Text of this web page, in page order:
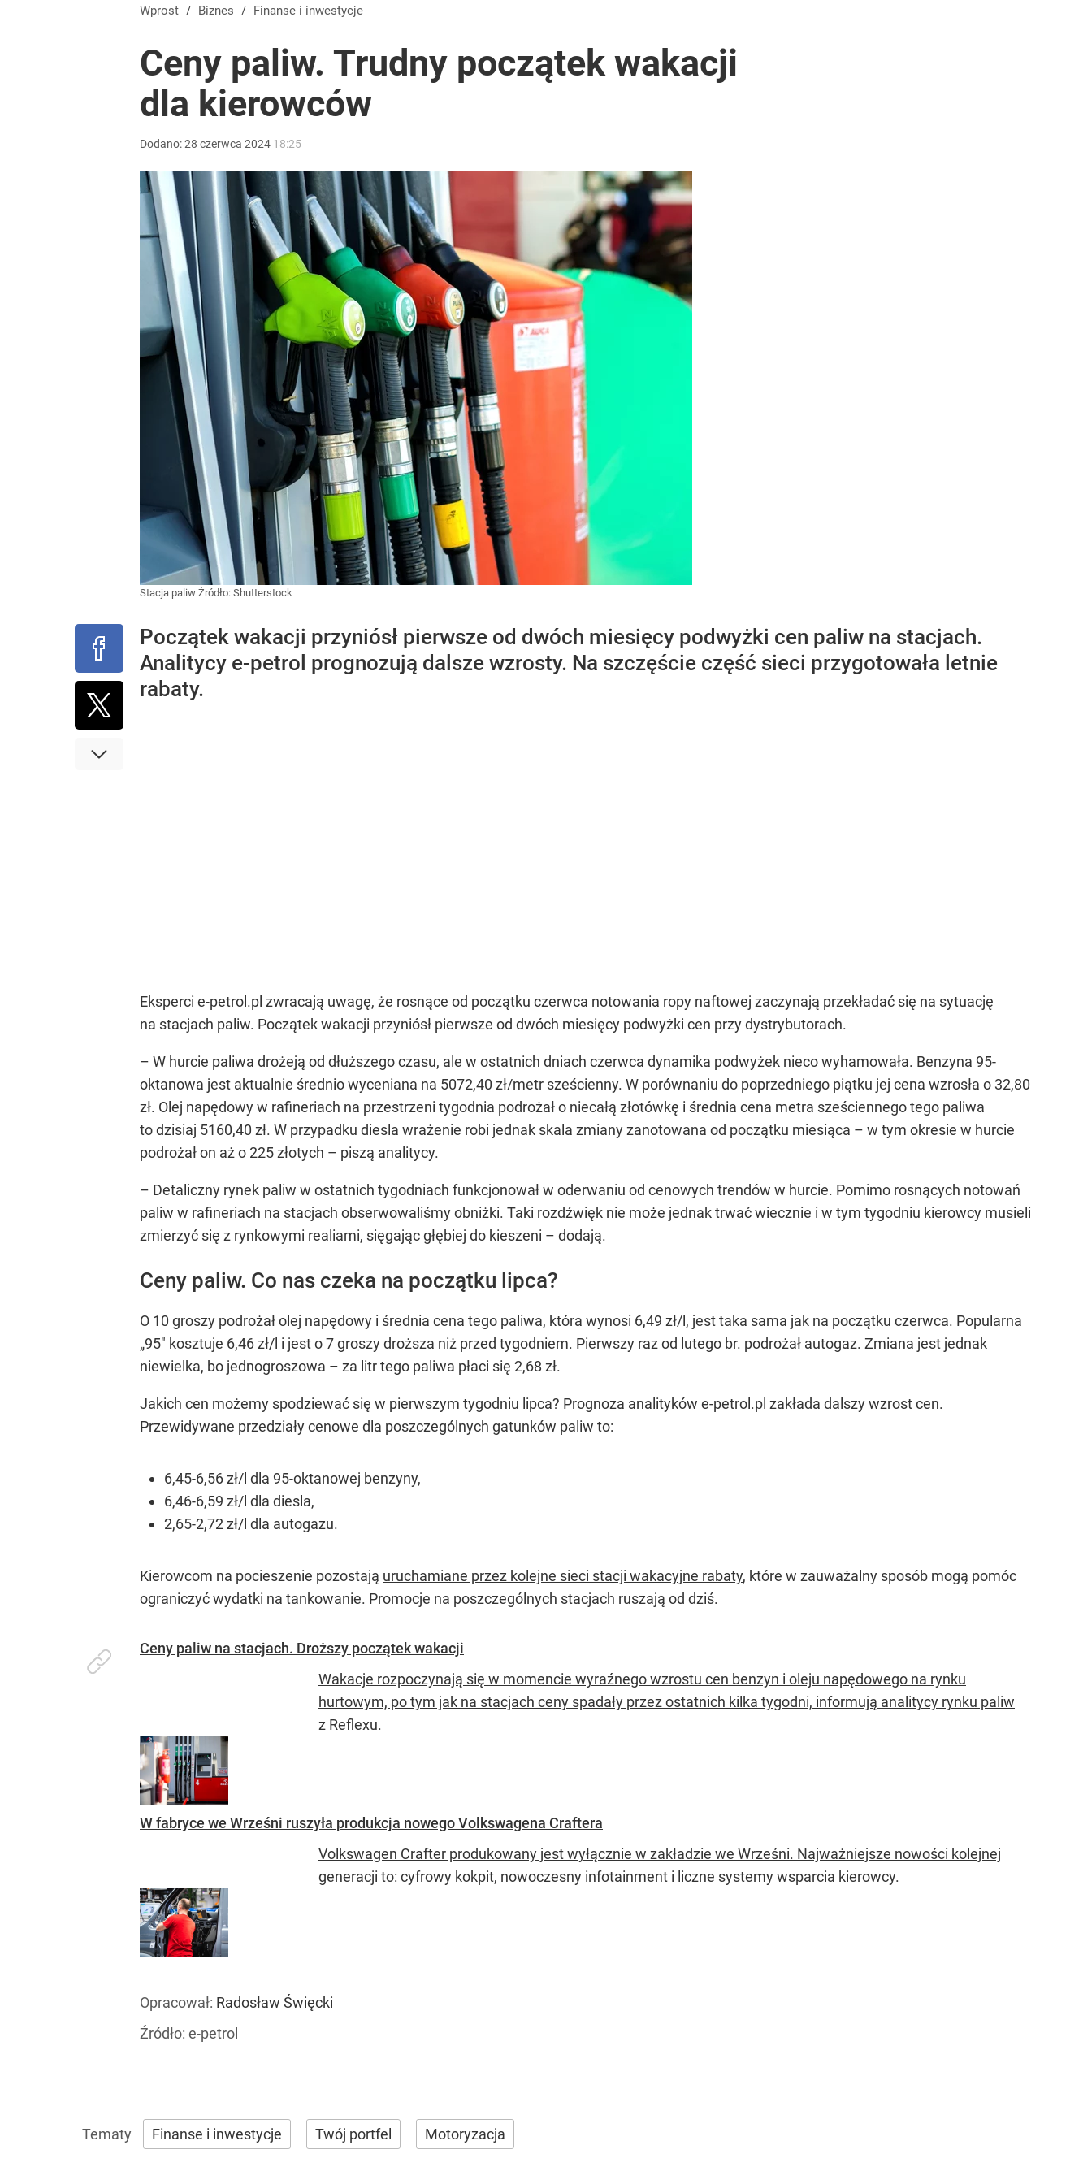
Dobra passa złotego trwa. Kursy walut 6 sierpnia 2026 r.
Wrze po roku Nawrockiego. „Największa hańba” kontra „Cała Europa nam go zazdrości”
Farmacja: wzrost pod presją. co czeka branżę do 2030 roku?
Wprost / Biznes / Finanse i inwestycje
Ceny paliw. Trudny początek wakacji
dla kierowców
Dodano:28 czerwca 2024 18:25
Stacja paliw Źródło: Shutterstock
Początek wakacji przyniósł pierwsze od dwóch miesięcy podwyżki cen paliw na stacjach.
Analitycy e-petrol prognozują dalsze wzrosty. Na szczęście część sieci przygotowała letnie
rabaty.
Eksperci e-petrol.pl zwracają uwagę, że rosnące od początku czerwca notowania ropy naftowej zaczynają przekładać się na sytuację
na stacjach paliw. Początek wakacji przyniósł pierwsze od dwóch miesięcy podwyżki cen przy dystrybutorach.
– W hurcie paliwa drożeją od dłuższego czasu, ale w ostatnich dniach czerwca dynamika podwyżek nieco wyhamowała. Benzyna 95-
oktanowa jest aktualnie średnio wyceniana na 5072,40 zł/metr sześcienny. W porównaniu do poprzedniego piątku jej cena wzrosła o 32,80
zł. Olej napędowy w rafineriach na przestrzeni tygodnia podrożał o niecałą złotówkę i średnia cena metra sześciennego tego paliwa
to dzisiaj 5160,40 zł. W przypadku diesla wrażenie robi jednak skala zmiany zanotowana od początku miesiąca – w tym okresie w hurcie
podrożał on aż o 225 złotych – piszą analitycy.
– Detaliczny rynek paliw w ostatnich tygodniach funkcjonował w oderwaniu od cenowych trendów w hurcie. Pomimo rosnących notowań
paliw w rafineriach na stacjach obserwowaliśmy obniżki. Taki rozdźwięk nie może jednak trwać wiecznie i w tym tygodniu kierowcy musieli
zmierzyć się z rynkowymi realiami, sięgając głębiej do kieszeni – dodają.
Ceny paliw. Co nas czeka na początku lipca?
O 10 groszy podrożał olej napędowy i średnia cena tego paliwa, która wynosi 6,49 zł/l, jest taka sama jak na początku czerwca. Popularna
„95" kosztuje 6,46 zł/l i jest o 7 groszy droższa niż przed tygodniem. Pierwszy raz od lutego br. podrożał autogaz. Zmiana jest jednak
niewielka, bo jednogroszowa – za litr tego paliwa płaci się 2,68 zł.
Jakich cen możemy spodziewać się w pierwszym tygodniu lipca? Prognoza analityków e-petrol.pl zakłada dalszy wzrost cen.
Przewidywane przedziały cenowe dla poszczególnych gatunków paliw to:
6,45-6,56 zł/l dla 95-oktanowej benzyny,
6,46-6,59 zł/l dla diesla,
2,65-2,72 zł/l dla autogazu.
Kierowcom na pocieszenie pozostają uruchamiane przez kolejne sieci stacji wakacyjne rabaty, które w zauważalny sposób mogą pomóc
ograniczyć wydatki na tankowanie. Promocje na poszczególnych stacjach ruszają od dziś.
Ceny paliw na stacjach. Droższy początek wakacji
Wakacje rozpoczynają się w momencie wyraźnego wzrostu cen benzyn i oleju napędowego na rynku
hurtowym, po tym jak na stacjach ceny spadały przez ostatnich kilka tygodni, informują analitycy rynku paliw
z Reflexu.
W fabryce we Wrześni ruszyła produkcja nowego Volkswagena Craftera
Volkswagen Crafter produkowany jest wyłącznie w zakładzie we Wrześni. Najważniejsze nowości kolejnej
generacji to: cyfrowy kokpit, nowoczesny infotainment i liczne systemy wsparcia kierowcy.
Opracował: Radosław Święcki
Źródło: e-petrol
Finanse i inwestycje Twój portfel Motoryzacja